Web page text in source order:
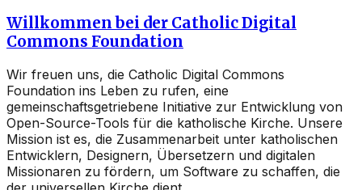
Willkommen bei der Catholic Digital
Commons Foundation
Wir freuen uns, die Catholic Digital Commons
Foundation ins Leben zu rufen, eine
gemeinschaftsgetriebene Initiative zur Entwicklung von
Open-Source-Tools für die katholische Kirche. Unsere
Mission ist es, die Zusammenarbeit unter katholischen
Entwicklern, Designern, Übersetzern und digitalen
Missionaren zu fördern, um Software zu schaffen, die